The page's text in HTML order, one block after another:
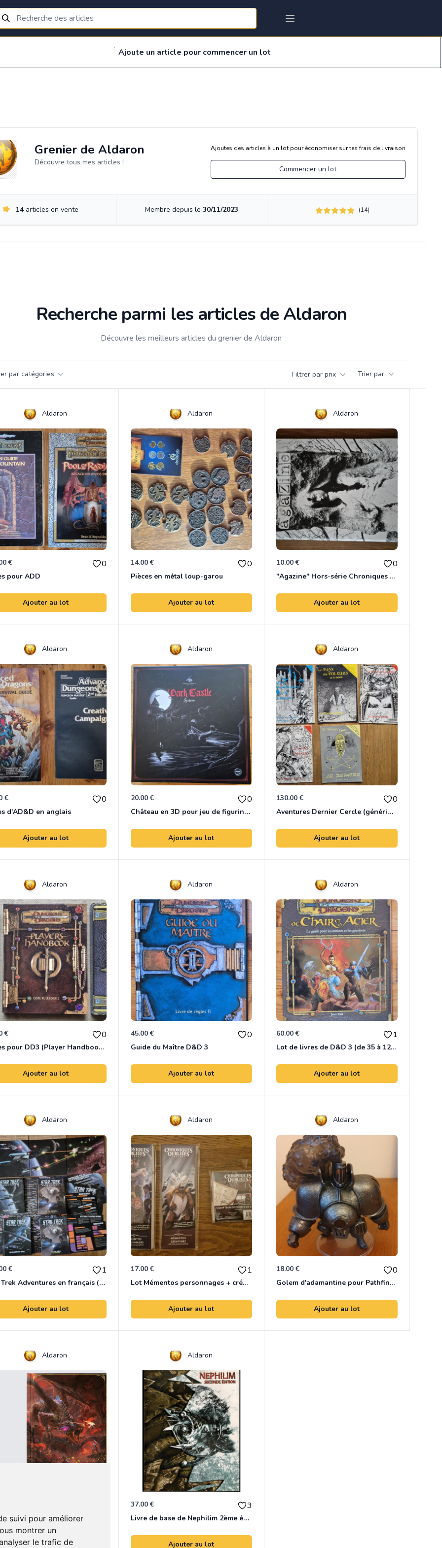
suivi pour améliorer
montrer un
le trafic de
Grenier de Aldaron
Découvre tous mes articles !
Ajoutes des articles à un lot pour économiser sur tes frais de livraison
Commencer un lot
14articles en vente Membre depuis le 30/11/2023 (14)
Recherche parmi les articles de Aldaron
Découvre les meilleurs articles du grenier de Aldaron
par catégories Filtrer par prix Trier par
Aldaron
€ 0
pour ADD
Ajouter au lot
Aldaron
14.00 € 0
Pièces en métal loup-garou
Ajouter au lot
Aldaron
10.00 € 0
"Agazine" Hors-série Chroniques des Ténèbres
Ajouter au lot
Aldaron
€ 0
d'AD&D en anglais
Ajouter au lot
Aldaron
20.00 € 0
Château en 3D pour jeu de figurines/jeu de rôle
Ajouter au lot
Aldaron
130.00 € 0
Aventures Dernier Cercle (génériques)
Ajouter au lot
Aldaron
€ 0
Livres pour DD3 (Player Handbook, Dawnforge et Tome of Artefacts)
Ajouter au lot
Aldaron
45.00 € 0
Guide du Maître D&D 3
Ajouter au lot
Aldaron
60.00 € 1
Lot de livres de D&D 3 (de 35 à 125€)
Ajouter au lot
Aldaron
€ 1
Star Trek Adventures en français (lot)
Ajouter au lot
Aldaron
17.00 € 1
Lot Mémentos personnages + créatures & compteurs pts de vigueur
Ajouter au lot
Aldaron
18.00 € 0
Golem d'adamantine pour Pathfinder JdR
Ajouter au lot
Aldaron
Ajouter au lot
Aldaron
37.00 € 3
Livre de base de Nephilim 2ème édition + lot
Ajouter au lot
Ajoute un article pour commencer un lot